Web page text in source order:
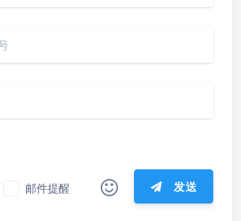
邮件提醒 发送